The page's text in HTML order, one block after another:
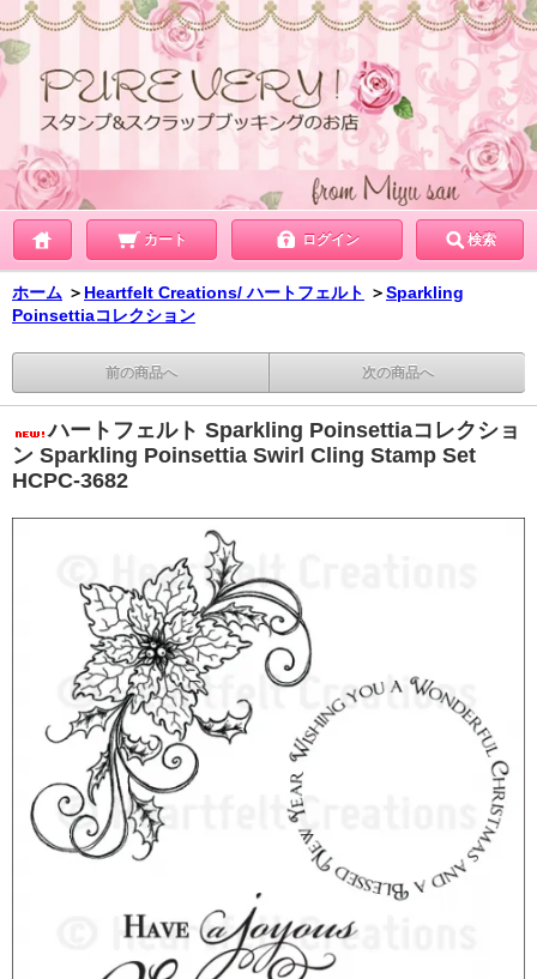
カート ログイン 検索
ホーム ＞ Heartfelt Creations/ ハートフェルト ＞Sparkling
Poinsettiaコレクション
前の商品へ 次の商品へ
ハートフェルト Sparkling Poinsettiaコレクショ
ン Sparkling Poinsettia Swirl Cling Stamp Set
HCPC-3682